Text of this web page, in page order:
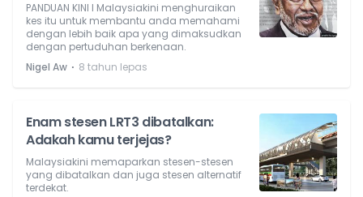
PANDUAN KINI l Malaysiakini menghuraikan
kes itu untuk membantu anda memahami
dengan lebih baik apa yang dimaksudkan
dengan pertuduhan berkenaan.
Nigel Aw ⋅ 8 tahun lepas
Enam stesen LRT3 dibatalkan:
Adakah kamu terjejas?
Malaysiakini memaparkan stesen-stesen
yang dibatalkan dan juga stesen alternatif
terdekat.